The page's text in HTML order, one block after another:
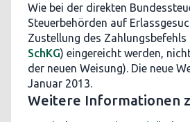
Wie bei der direkten
Steuerbehörden auf
Zustellung des Zahlungsbefehls
SchKG) eingereicht werden,
der neuen Weisung). Die neue
Januar 2013.
Weitere Informationen